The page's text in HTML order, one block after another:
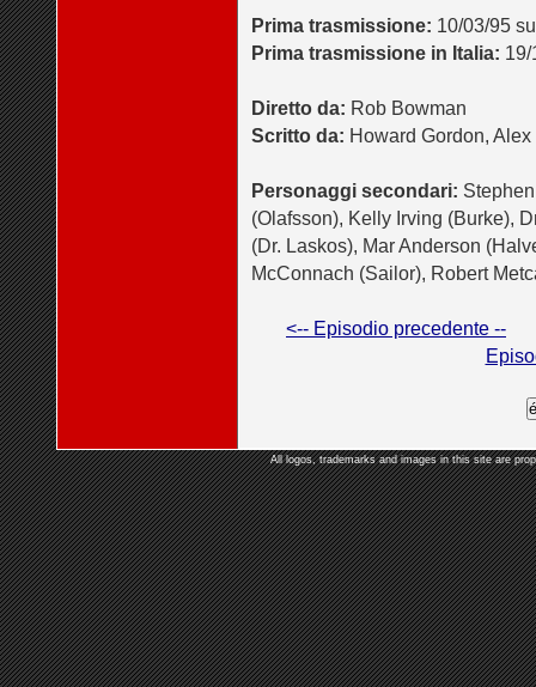
Prima trasmissione: 10/03/95
Prima trasmissione in Italia: 19/
Diretto da: Rob Bowman
Scritto da: Howard Gordon, Alex
Personaggi secondari:
(Olafsson), Kelly Irving (Burke),
(Dr. Laskos), Mar Anderson
McConnach (Sailor), Robert
<-- Episodio precedente --
All logos, trademarks and images in this site are